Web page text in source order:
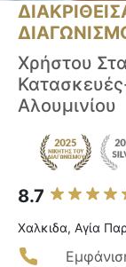
Χρήστου
Αλουμινίου
8.7
Χαλκιδα, Αγία